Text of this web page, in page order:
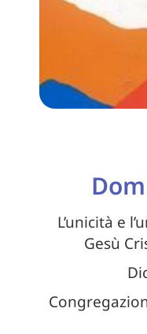
L’unicità e
Gesù